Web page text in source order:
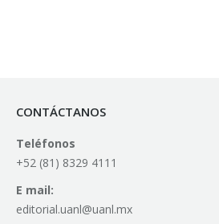
CONTÁCTANOS
Teléfonos
+52 (81) 8329 4111
E mail:
editorial.uanl@uanl.mx